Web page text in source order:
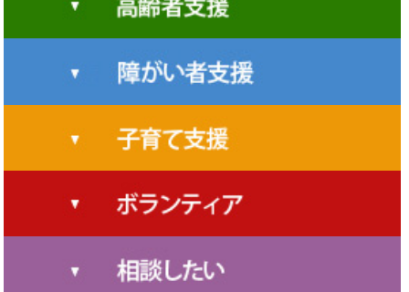
地域福祉活動計画
地域福祉座談会
天水福祉まつり
ふれあいネットワーク（校区社協）
ふれ愛一本松交流館ふれあい活動（高齢者と児童のふれあい事
たまなつながるプロジェクト
玉名市包括支援センター
たまな生活サポートセンター
認知症サポーター養成講座
キャラバン・メイト連絡会
認知症介護者のつどい
ホームヘルパー（障害福祉サービス）
親子育ちの応援学級
利用者支援事業
子育て支援センターたまっ子らんど
たまなファミリー・サポート・センター
福祉協力校事業